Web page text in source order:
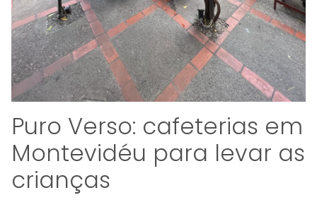
Puro Verso: cafeterias em
Montevidéu para levar as
crianças